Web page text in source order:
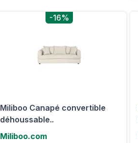
-16%
Miliboo Canapé convertible
déhoussable..
Miliboo.com